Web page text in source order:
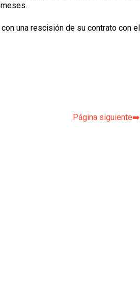
una rescisión de su contrato con el
Página siguiente➡️